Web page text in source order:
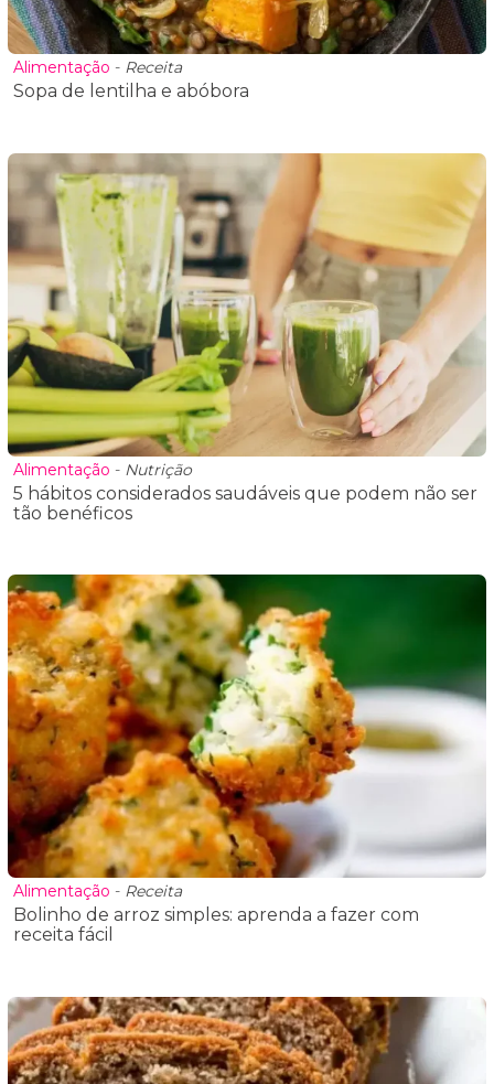
Alimentação - Receita
Sopa de lentilha e abóbora
Alimentação - Nutrição
5 hábitos considerados saudáveis que podem não ser
tão benéficos
Alimentação - Receita
Bolinho de arroz simples: aprenda a fazer com
receita fácil